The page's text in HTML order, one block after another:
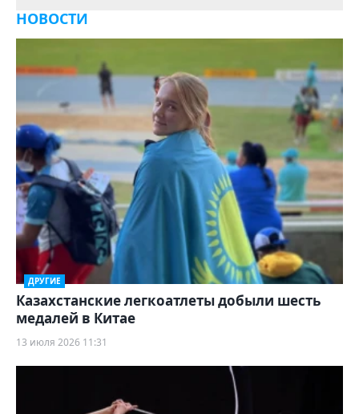
НОВОСТИ
ДРУГИЕ
Казахстанские легкоатлеты добыли шесть
медалей в Китае
13 июля 2026 11:31